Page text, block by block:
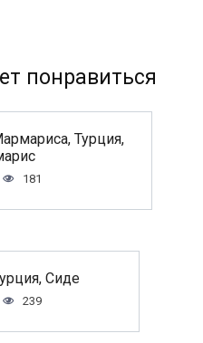
понравиться
Турция,
181
Сиде
239